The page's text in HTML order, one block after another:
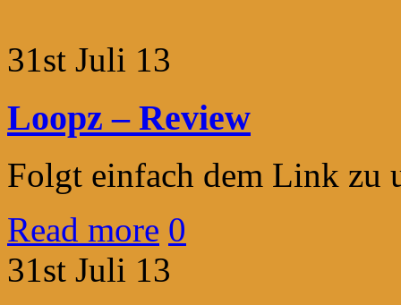
31st Juli 13
Loopz – Review
Folgt einfach dem Link zu
Read more 0
31st Juli 13